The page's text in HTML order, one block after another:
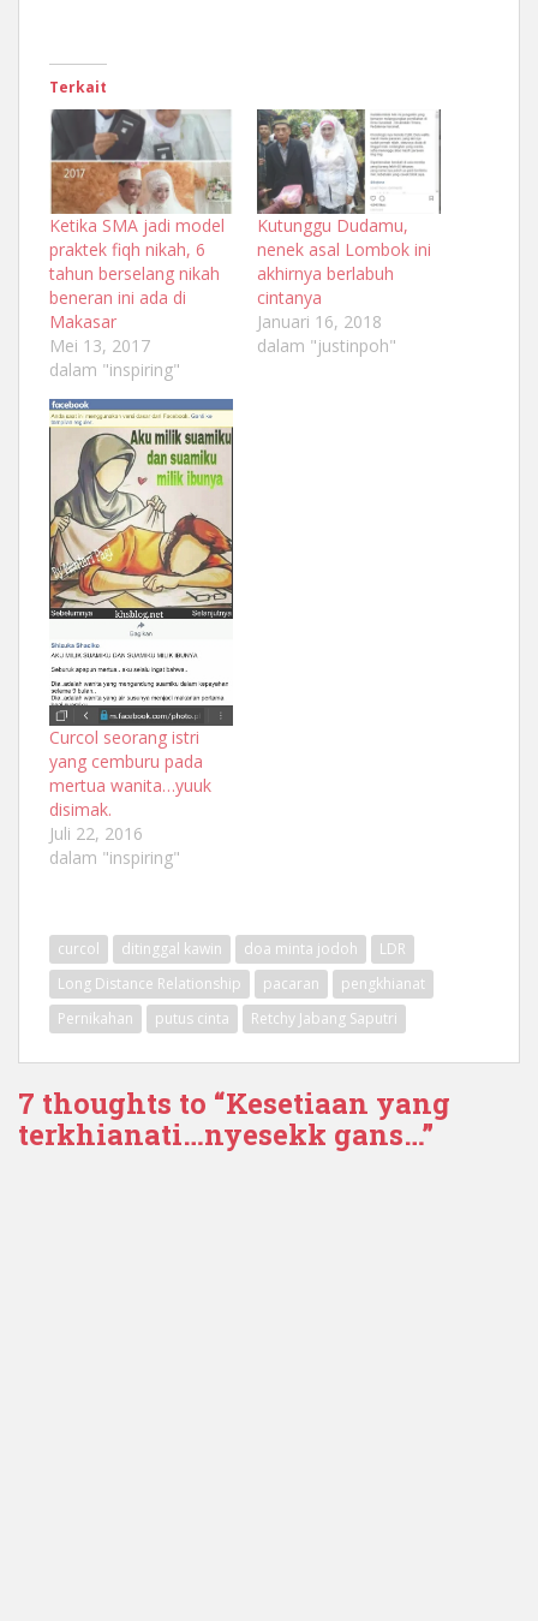
Terkait
Ketika SMA jadi model
praktek fiqh nikah, 6
tahun berselang nikah
beneran ini ada di
Makasar
Mei 13, 2017
dalam "inspiring"
Kutunggu Dudamu,
nenek asal Lombok ini
akhirnya berlabuh
cintanya
Januari 16, 2018
dalam "justinpoh"
Curcol seorang istri
yang cemburu pada
mertua wanita…yuuk
disimak.
Juli 22, 2016
dalam "inspiring"
curcol ditinggal kawin doa minta jodoh
LDR
Long Distance Relationship
pacaran
pengkhianat
Pernikahan
putus cinta Retchy Jabang Saputri
7 thoughts to “Kesetiaan yang
terkhianati…nyesekk gans…”